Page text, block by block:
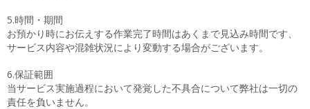
5.時間・期間
お預かり時にお伝えする作業完了時間はあくまで見込み時間です、
サービス内容や混雑状況により変動する場合がございます。
6.保証範囲
当サービス実施過程において発覚した不具合について弊社は一切の
責任を負いません。